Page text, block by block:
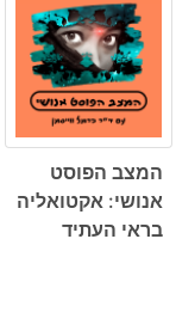
המצב הפוסט
אנושי: אקטואליה
בראי העתיד